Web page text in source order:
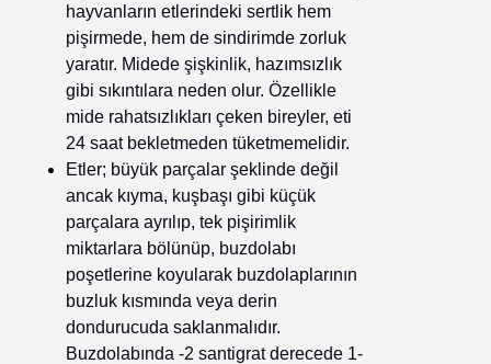
hayvanların etlerindeki sertlik hem
pişirmede, hem de sindirimde zorluk
yaratır. Midede şişkinlik, hazımsızlık
gibi sıkıntılara neden olur. Özellikle
mide rahatsızlıkları çeken bireyler, eti
24 saat bekletmeden tüketmemelidir.
Etler; büyük parçalar şeklinde değil
ancak kıyma, kuşbaşı gibi küçük
parçalara ayrılıp, tek pişirimlik
miktarlara bölünüp, buzdolabı
poşetlerine koyularak buzdolaplarının
buzluk kısmında veya derin
dondurucuda saklanmalıdır.
Buzdolabında -2 santigrat derecede 1-